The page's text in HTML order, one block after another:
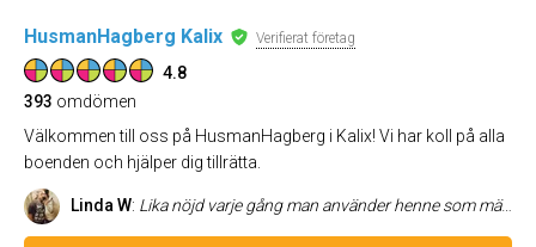
HusmanHagberg Kalix Verifierat företag
4.8
393 omdömen
Välkommen till oss på HusmanHagberg i Kalix! Vi har koll på alla
boenden och hjälper dig tillrätta.
Linda W: Lika nöjd varje gång man använder henne som mäklare! Toppenbra allt